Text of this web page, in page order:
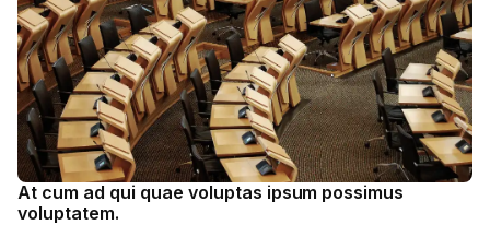
At cum ad qui quae voluptas ipsum possimus
voluptatem.